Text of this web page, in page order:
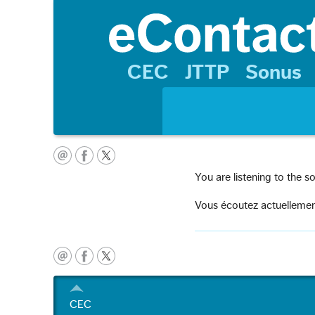
CEC JTTP Sonus
You are listening to the
Vous écoutez
CEC